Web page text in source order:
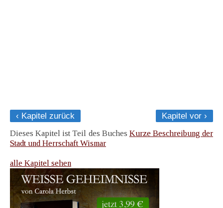
‹ Kapitel zurück
Kapitel vor ›
Dieses Kapitel ist Teil des Buches Kurze Beschreibung der
Stadt und Herrschaft Wismar
alle Kapitel sehen